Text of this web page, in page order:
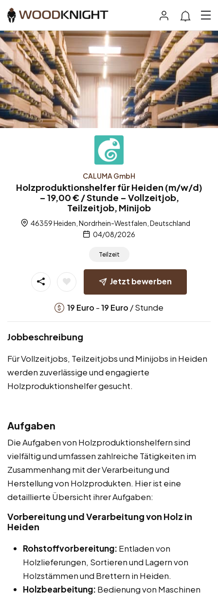
CALUMA GmbH
Holzproduktionshelfer für Heiden (m/w/d)
– 19,00 € / Stunde – Vollzeitjob,
Teilzeitjob, Minijob
46359 Heiden, Nordrhein-Westfalen, Deutschland
04/08/2026
Teilzeit
Jetzt bewerben
19 Euro -19 Euro / Stunde
Jobbeschreibung
Für Vollzeitjobs, Teilzeitjobs und Minijobs in Heiden
werden zuverlässige und engagierte
Holzproduktionshelfer gesucht.
Aufgaben
Die Aufgaben von Holzproduktionshelfern sind
vielfältig und umfassen zahlreiche Tätigkeiten im
Zusammenhang mit der Verarbeitung und
Herstellung von Holzprodukten. Hier ist eine
detaillierte Übersicht ihrer Aufgaben:
Vorbereitung und Verarbeitung von Holz in
Heiden
Rohstoffvorbereitung: Entladen von
Holzlieferungen, Sortieren und Lagern von
Holzstämmen und Brettern in Heiden.
Holzbearbeitung: Bedienung von Maschinen